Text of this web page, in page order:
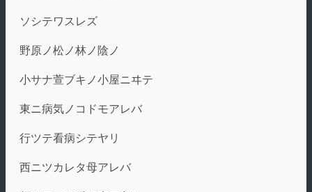
ソシテワスレズ
野原ノ松ノ林ノ陰ノ
小サナ萱ブキノ小屋ニヰテ
東ニ病気ノコドモアレバ
行ツテ看病シテヤリ
西ニツカレタ母アレバ